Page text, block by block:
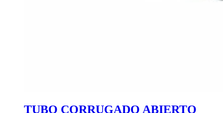
TUBO CORRUGADO ABIERTO